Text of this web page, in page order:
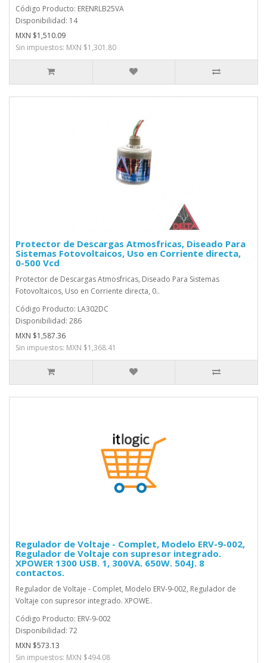
Código Producto: ERENRLB25VA
Disponibilidad: 14
MXN $1,510.09
Sin impuestos: MXN $1,301.80
Protector de Descargas Atmosfricas, Diseado Para
Sistemas Fotovoltaicos, Uso en Corriente directa,
0-500 Vcd
Protector de Descargas Atmosfricas, Diseado Para Sistemas
Fotovoltaicos, Uso en Corriente directa, 0..
Código Producto: LA302DC
Disponibilidad: 286
MXN $1,587.36
Sin impuestos: MXN $1,368.41
Regulador de Voltaje - Complet, Modelo ERV-9-002,
Regulador de Voltaje con supresor integrado.
XPOWER 1300 USB. 1, 300VA. 650W. 504J. 8
contactos.
Regulador de Voltaje - Complet, Modelo ERV-9-002, Regulador de
Voltaje con supresor integrado. XPOWE..
Código Producto: ERV-9-002
Disponibilidad: 72
MXN $573.13
Sin impuestos: MXN $494.08